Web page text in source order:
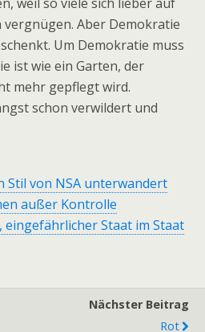
Aber Demokratie
Um Demokratie muss
ist wie ein Garten, der
mehr gepflegt wird.
schon verwildert und
Stil von NSA unterwandert
außer Kontrolle
eingefährlicher Staat im Staat
Nächster Beitrag
Rot